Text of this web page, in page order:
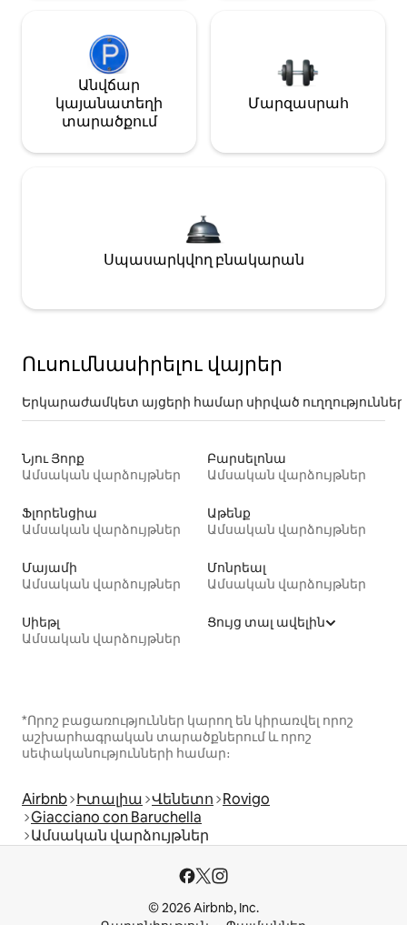
Անվճար
կայանատեղի
տարածքում
Մարզասրահ
Սպասարկվող բնակարան
Ուսումնասիրելու վայրեր
Երկարաժամկետ այցերի համար սիրված ուղղություններ
Նյու Յորք
Ամսական վարձույթներ
Բարսելոնա
Ամսական վարձույթներ
Ֆլորենցիա
Ամսական վարձույթներ
Աթենք
Ամսական վարձույթներ
Մայամի
Ամսական վարձույթներ
Մոնրեալ
Ամսական վարձույթներ
Սիեթլ
Ամսական վարձույթներ
Ցույց տալ ավելին
*Որոշ բացառություններ կարող են կիրառվել որոշ
աշխարհագրական տարածքներում և որոշ
սեփականությունների համար։
Airbnb Իտալիա Վենետո Rovigo
Giacciano con Baruchella
Ամսական վարձույթներ
© 2026 Airbnb, Inc.